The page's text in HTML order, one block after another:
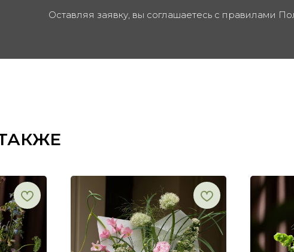
Оставляя заявку, вы соглашаетесь с правилами